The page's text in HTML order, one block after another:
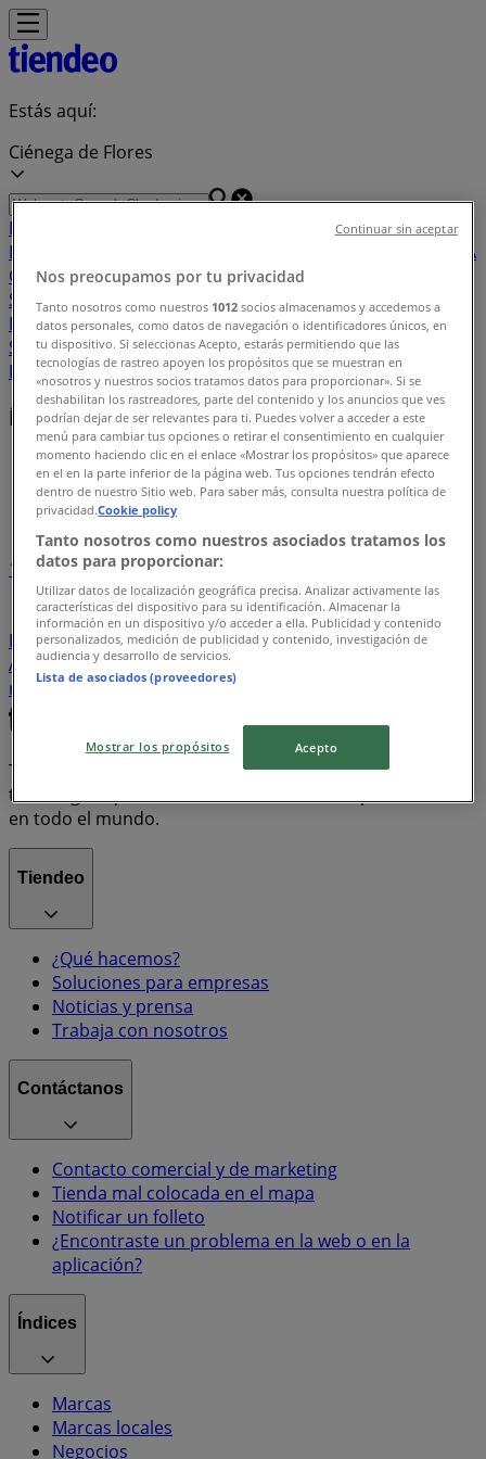
Estás aquí:
Ciénega de Flores
Destacados
Departamentales
El Regreso A
Clases HogarFarmacias y
SaludElectrónicaFerreteríasSalud y
BellezaRestaurantesAutosBancos y
ServiciosDeporteLibrerías y PapeleríasOcioNiños
EntretenimientoÓpticas
Índice de ofertas en Ciénega de Flores
Tiendeo en Ciénega de Flores »
Índice de ofertas
1
Supermercados
Tiendas Departamentales
Farmacias y Salud
Bancos y Servicios
Ropa, Zapatos y
Accesorios
Electrónica Hogar
refrigeradores
lavadoras
Tiendeo forma parte de Shopfully, la empresa
tecnológica que está reinventando las compras locales
en todo el mundo.
Tiendeo
¿Qué hacemos?
Soluciones para empresas
Noticias y prensa
Trabaja con nosotros
Contáctanos
Contacto comercial y de marketing
Tienda mal colocada en el mapa
Notificar un folleto
¿Encontraste un problema en la web o en la
aplicación?
Índices
Marcas
Marcas locales
Negocios
Nos preocupamos por tu privacidad
Tanto nosotros como nuestros 1012 socios almacenamos y accedemos a
datos personales, como datos de navegación o identificadores únicos, en
tu dispositivo. Si seleccionas Acepto, estarás permitiendo que las
tecnologías de rastreo apoyen los propósitos que se muestran en
«nosotros y nuestros socios tratamos datos para proporcionar». Si se
deshabilitan los rastreadores, parte del contenido y los anuncios que ves
podrían dejar de ser relevantes para ti. Puedes volver a acceder a este
menú para cambiar tus opciones o retirar el consentimiento en cualquier
momento haciendo clic en el enlace «Mostrar los propósitos» que aparece
en el en la parte inferior de la página web. Tus opciones tendrán efecto
dentro de nuestro Sitio web. Para saber más, consulta nuestra política de
privacidad.Cookie policy
Tanto nosotros como nuestros asociados tratamos los
datos para proporcionar:
Utilizar datos de localización geográfica precisa. Analizar activamente las
características del dispositivo para su identificación. Almacenar la
información en un dispositivo y/o acceder a ella. Publicidad y contenido
personalizados, medición de publicidad y contenido, investigación de
audiencia y desarrollo de servicios.
Lista de asociados (proveedores)
Mostrar los propósitos Acepto
Continuar sin aceptar